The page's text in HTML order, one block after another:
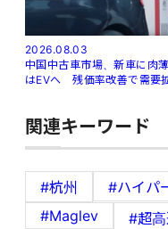
2026.08.03
中国中古車市場、新車に肉
はEVへ 残価率改善で需要
関連キーワード
#杭州 #ハイパ
#Maglev
#超